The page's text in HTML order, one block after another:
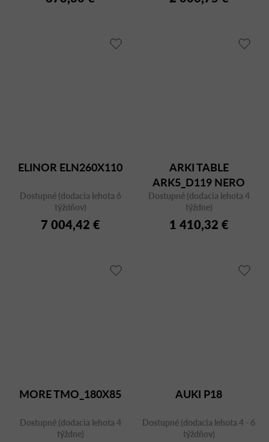
ELINOR ELN260X110
Dostupné (dodacia lehota 6
týždňov)
7 004,42 €
ARKI TABLE
ARK5_D119 NERO
Dostupné (dodacia lehota 4
týždne)
1 410,32 €
MORE TMO_180X85
Dostupné (dodacia lehota 4
týždne)
AUKI P18
Dostupné (dodacia lehota 4 - 6
týždňov)